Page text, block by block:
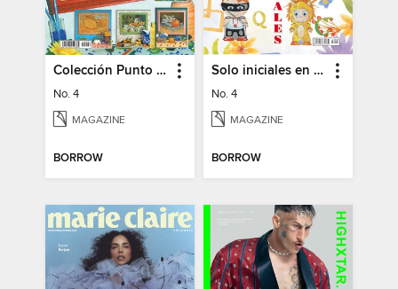
Colección Punto de Cruz
No. 4
MAGAZINE
BORROW
Solo iniciales en Punto de Cruz
No. 4
MAGAZINE
BORROW